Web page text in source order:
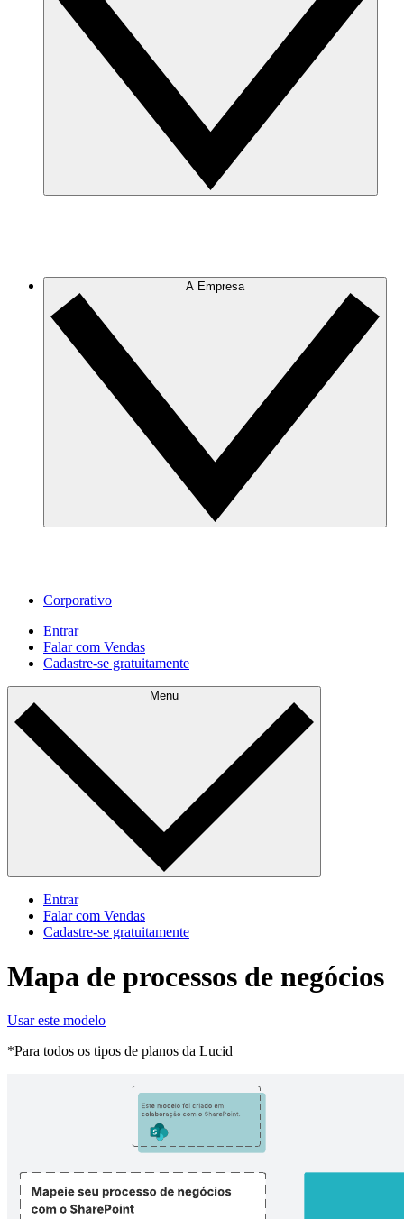
A Empresa
Corporativo
Entrar
Falar com Vendas
Cadastre‐se gratuitamente
Menu
Entrar
Falar com Vendas
Cadastre‐se gratuitamente
Mapa de processos de negócios
Usar este modelo
*Para todos os tipos de planos da Lucid